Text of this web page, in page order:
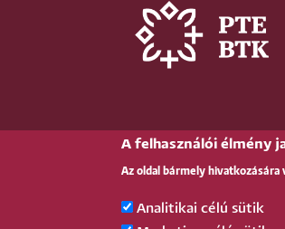
A felhasználói élmény
Az oldal bármely
Analitikai célú sütik